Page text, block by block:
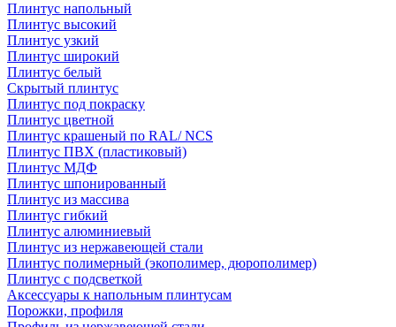
Плинтус напольный
Плинтус высокий
Плинтус узкий
Плинтус широкий
Плинтус белый
Скрытый плинтус
Плинтус под покраску
Плинтус цветной
Плинтус крашеный по RAL/ NCS
Плинтус ПВХ (пластиковый)
Плинтус МДФ
Плинтус шпонированный
Плинтус из массива
Плинтус гибкий
Плинтус алюминиевый
Плинтус из нержавеющей стали
Плинтус полимерный (экополимер, дюрополимер)
Плинтус с подсветкой
Аксессуары к напольным плинтусам
Порожки, профиля